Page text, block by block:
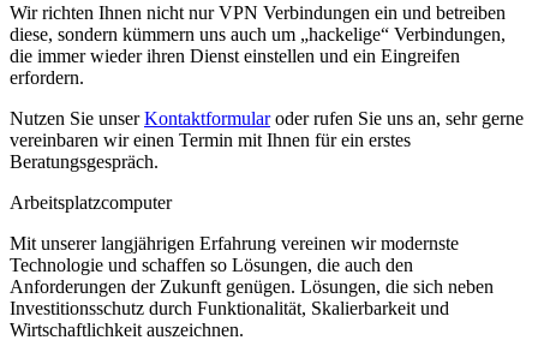
Wir richten Ihnen nicht nur VPN Verbindungen ein und betreiben
diese, sondern kümmern uns auch um „hackelige“ Verbindungen,
die immer wieder ihren Dienst einstellen und ein Eingreifen
erfordern.
Nutzen Sie unserKontaktformularoder rufen Sie uns an, sehr gerne
vereinbaren wir einen Termin mit Ihnen für ein erstes
Beratungsgespräch.
Arbeitsplatzcomputer
Mit unserer langjährigen Erfahrung vereinen wir modernste
Technologie und schaffen so Lösungen, die auch den
Anforderungen der Zukunft genügen. Lösungen, die sich neben
Investitionsschutz durch Funktionalität, Skalierbarkeit und
Wirtschaftlichkeit auszeichnen.